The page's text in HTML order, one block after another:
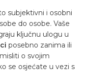
subjektivni i osobni
do osobe. Vaše
ključnu ulogu u
posebno zanima ili
o svojim
se osjećate u vezi s